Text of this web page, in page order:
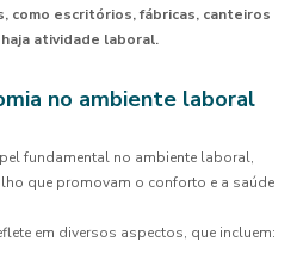
como escritórios, fábricas, canteiros
atividade laboral.
no ambiente laboral
fundamental no ambiente laboral,
que promovam o conforto e a saúde
em diversos aspectos, que incluem: